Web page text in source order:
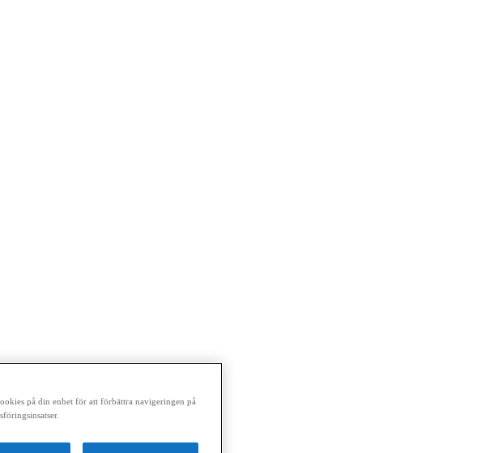
på din enhet för att förbättra navigeringen på